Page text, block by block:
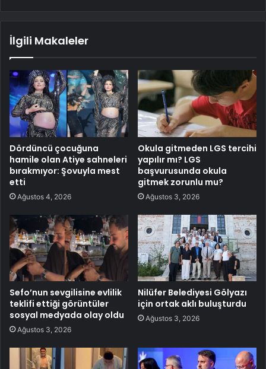
İlgili Makaleler
Dördüncü çocuğuna
hamile olan Atiye sahneleri
bırakmıyor: Şovuyla mest
etti
Ağustos 4, 2026
Okula gitmeden LGS tercihi
yapılır mı? LGS
başvurusunda okula
gitmek zorunlu mu?
Ağustos 3, 2026
Sefo’nun sevgilisine evlilik
teklifi ettiği görüntüler
sosyal medyada olay oldu
Ağustos 3, 2026
Nilüfer Belediyesi Gölyazı
için ortak aklı buluşturdu
Ağustos 3, 2026